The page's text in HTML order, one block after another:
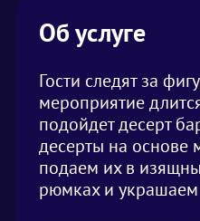
Об услуге
Гости следят за
мероприятие
подойдет десерт
десерты на основе
подаем их в
рюмках и